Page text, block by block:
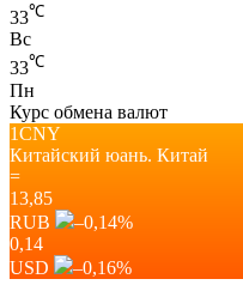
33℃
Вс
33℃
Пн
Курс обмена валют
1CNY
Китайский юань. Китай
=
13,85
RUB
–0,14%
0,14
USD
–0,16%